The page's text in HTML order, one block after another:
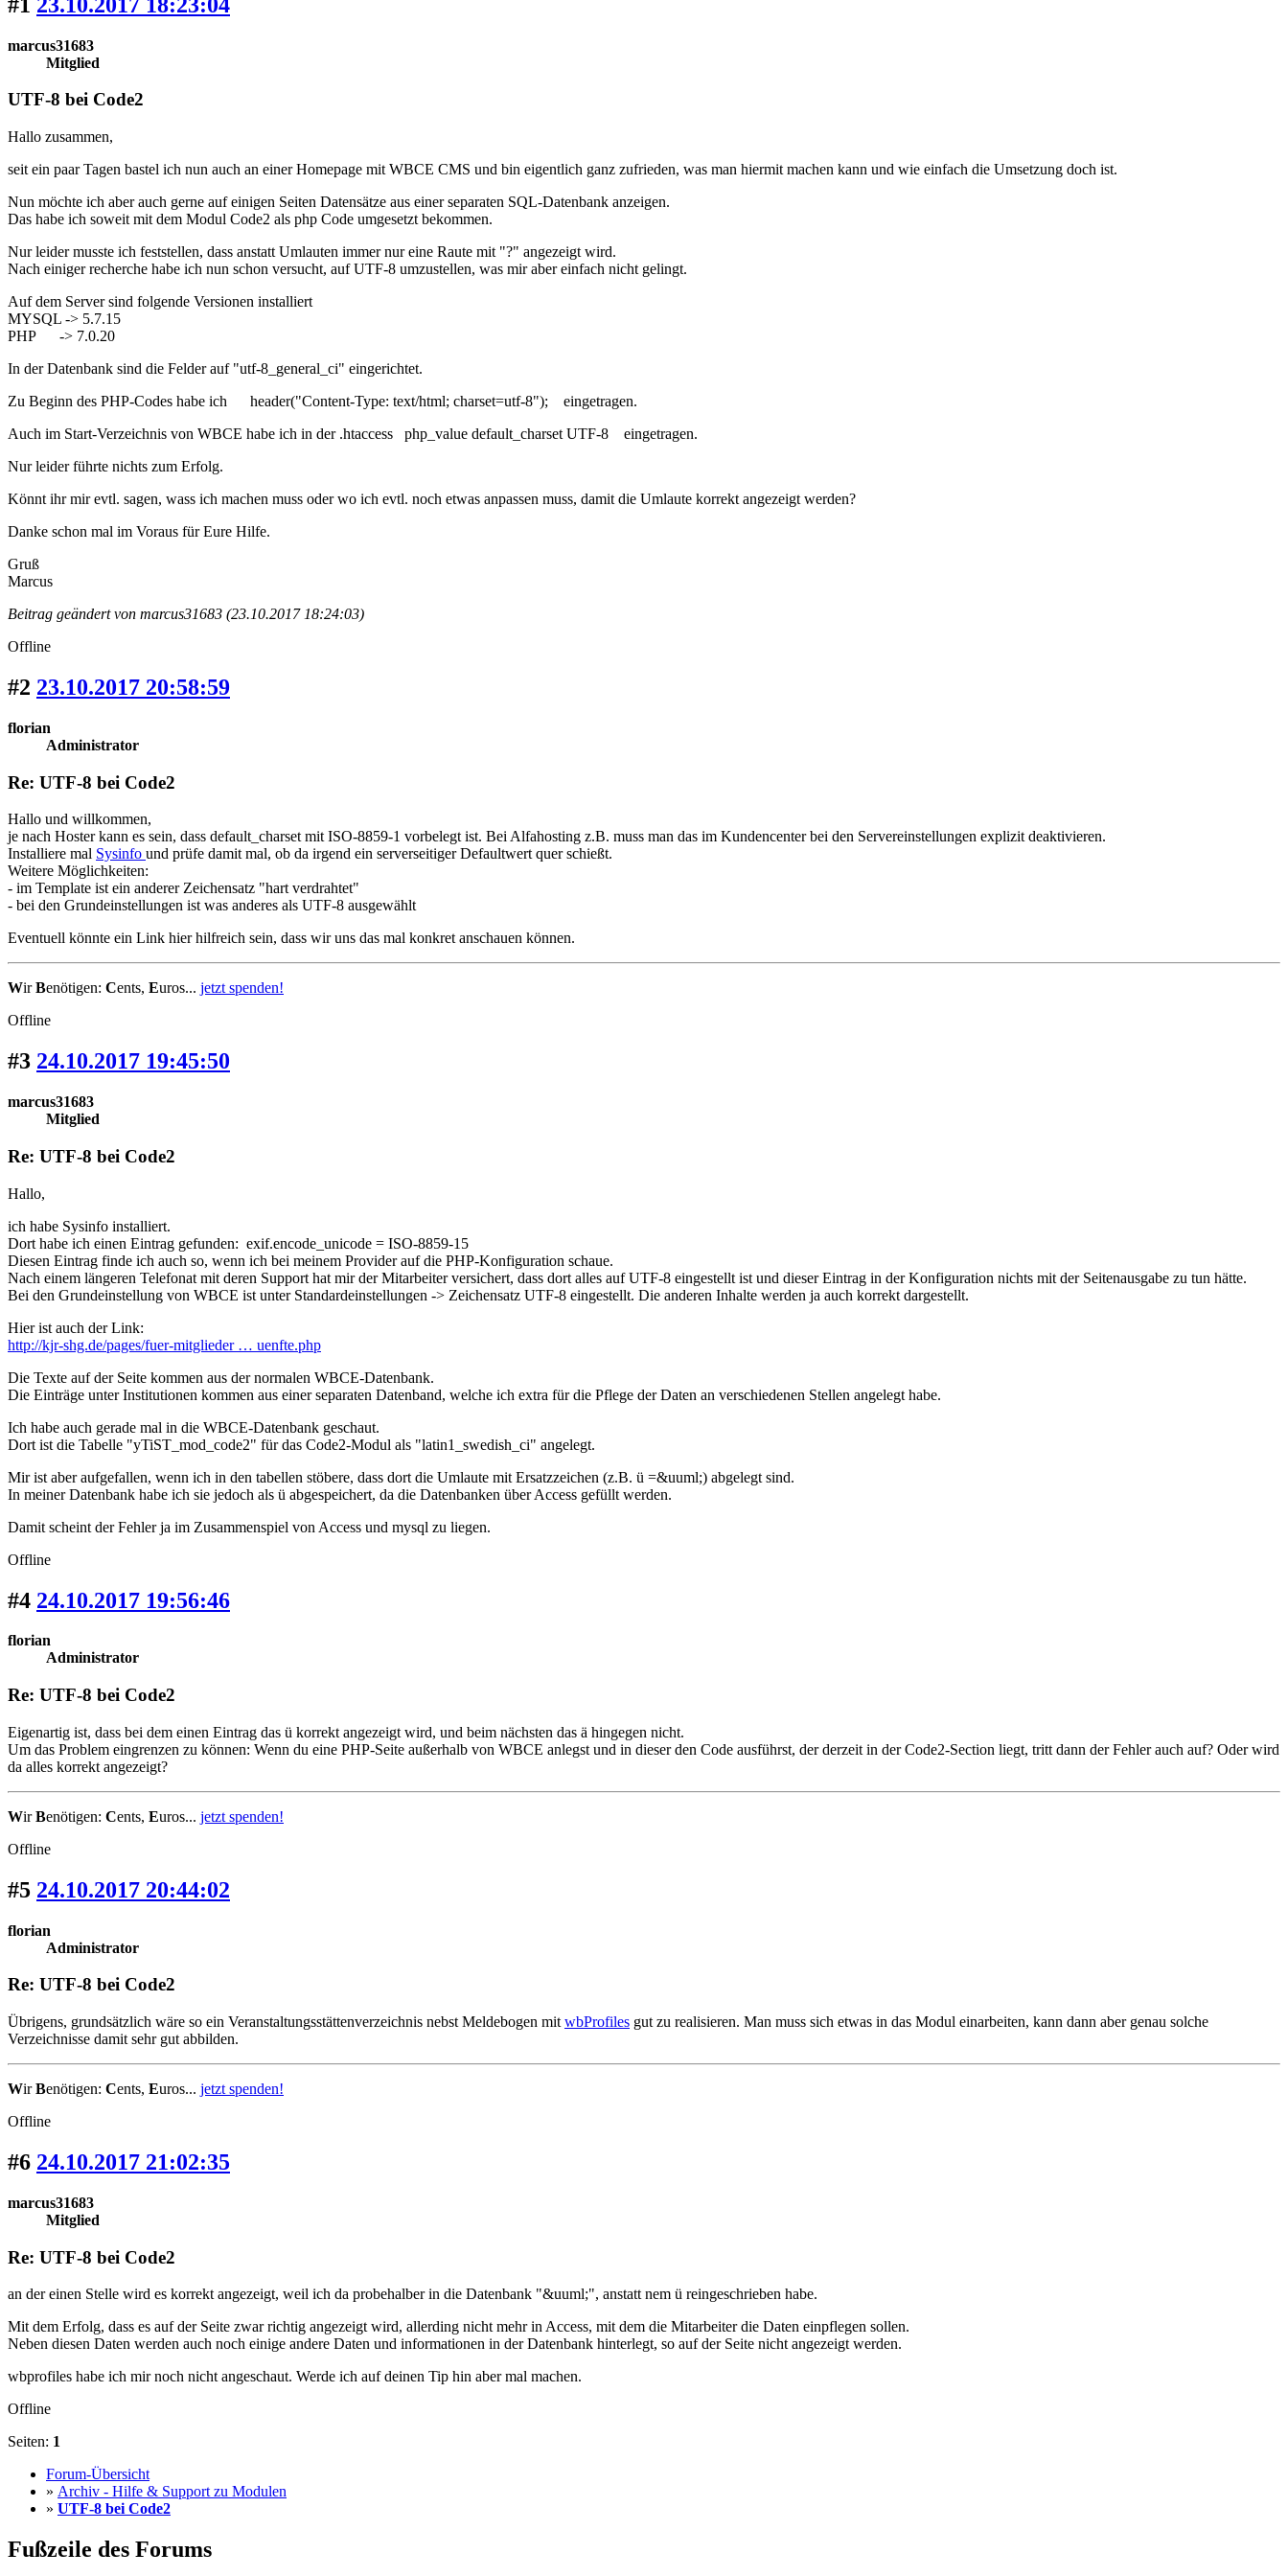
marcus31683
Mitglied
UTF-8 bei Code2
Hallo zusammen,
seit ein paar Tagen bastel ich nun auch an einer Homepage mit WBCE CMS und bin eigentlich ganz zufrieden, was man hiermit machen kann und wie einfach die Umsetzung doch ist.
Nun möchte ich aber auch gerne auf einigen Seiten Datensätze aus einer separaten SQL-Datenbank anzeigen.
Das habe ich soweit mit dem Modul Code2 als php Code umgesetzt bekommen.
Nur leider musste ich feststellen, dass anstatt Umlauten immer nur eine Raute mit "?" angezeigt wird.
Nach einiger recherche habe ich nun schon versucht, auf UTF-8 umzustellen, was mir aber einfach nicht gelingt.
Auf dem Server sind folgende Versionen installiert
MYSQL -> 5.7.15
PHP -> 7.0.20
In der Datenbank sind die Felder auf "utf-8_general_ci" eingerichtet.
Zu Beginn des PHP-Codes habe ich header("Content-Type: text/html; charset=utf-8"); eingetragen.
Auch im Start-Verzeichnis von WBCE habe ich in der .htaccess php_value default_charset UTF-8 eingetragen.
Nur leider führte nichts zum Erfolg.
Könnt ihr mir evtl. sagen, wass ich machen muss oder wo ich evtl. noch etwas anpassen muss, damit die Umlaute korrekt angezeigt werden?
Danke schon mal im Voraus für Eure Hilfe.
Gruß
Marcus
Beitrag geändert von marcus31683 (23.10.2017 18:24:03)
Offline
#2 23.10.2017 20:58:59
florian
Administrator
Re: UTF-8 bei Code2
Hallo und willkommen,
je nach Hoster kann es sein, dass default_charset mit ISO-8859-1 vorbelegt ist. Bei Alfahosting z.B. muss man das im Kundencenter bei den Servereinstellungen explizit deaktivieren.
Installiere mal Sysinfo und prüfe damit mal, ob da irgend ein serverseitiger Defaultwert quer schießt.
Weitere Möglichkeiten:
- im Template ist ein anderer Zeichensatz "hart verdrahtet"
- bei den Grundeinstellungen ist was anderes als UTF-8 ausgewählt
Eventuell könnte ein Link hier hilfreich sein, dass wir uns das mal konkret anschauen können.
WirBenötigen: Cents, Euros... jetzt spenden!
Offline
#3 24.10.2017 19:45:50
marcus31683
Mitglied
Re: UTF-8 bei Code2
Hallo,
ich habe Sysinfo installiert.
Dort habe ich einen Eintrag gefunden: exif.encode_unicode = ISO-8859-15
Diesen Eintrag finde ich auch so, wenn ich bei meinem Provider auf die PHP-Konfiguration schaue.
Nach einem längeren Telefonat mit deren Support hat mir der Mitarbeiter versichert, dass dort alles auf UTF-8 eingestellt ist und dieser Eintrag in der Konfiguration nichts mit der Seitenausgabe zu tun hätte.
Bei den Grundeinstellung von WBCE ist unter Standardeinstellungen -> Zeichensatz UTF-8 eingestellt. Die anderen Inhalte werden ja auch korrekt dargestellt.
Hier ist auch der Link:
http://kjr-shg.de/pages/fuer-mitglieder … uenfte.php
Die Texte auf der Seite kommen aus der normalen WBCE-Datenbank.
Die Einträge unter Institutionen kommen aus einer separaten Datenband, welche ich extra für die Pflege der Daten an verschiedenen Stellen angelegt habe.
Ich habe auch gerade mal in die WBCE-Datenbank geschaut.
Dort ist die Tabelle "yTiST_mod_code2" für das Code2-Modul als "latin1_swedish_ci" angelegt.
Mir ist aber aufgefallen, wenn ich in den tabellen stöbere, dass dort die Umlaute mit Ersatzzeichen (z.B. ü =&uuml;) abgelegt sind.
In meiner Datenbank habe ich sie jedoch als ü abgespeichert, da die Datenbanken über Access gefüllt werden.
Damit scheint der Fehler ja im Zusammenspiel von Access und mysql zu liegen.
Offline
#4 24.10.2017 19:56:46
florian
Administrator
Re: UTF-8 bei Code2
Eigenartig ist, dass bei dem einen Eintrag das ü korrekt angezeigt wird, und beim nächsten das ä hingegen nicht.
Um das Problem eingrenzen zu können: Wenn du eine PHP-Seite außerhalb von WBCE anlegst und in dieser den Code ausführst, der derzeit in der Code2-Section liegt, tritt dann der Fehler auch auf? Oder wird
da alles korrekt angezeigt?
WirBenötigen: Cents, Euros... jetzt spenden!
Offline
#5 24.10.2017 20:44:02
florian
Administrator
Re: UTF-8 bei Code2
Übrigens, grundsätzlich wäre so ein Veranstaltungsstättenverzeichnis nebst Meldebogen mit wbProfiles gut zu realisieren. Man muss sich etwas in das Modul einarbeiten, kann dann aber genau solche
Verzeichnisse damit sehr gut abbilden.
WirBenötigen: Cents, Euros... jetzt spenden!
Offline
#6 24.10.2017 21:02:35
marcus31683
Mitglied
Re: UTF-8 bei Code2
an der einen Stelle wird es korrekt angezeigt, weil ich da probehalber in die Datenbank "&uuml;", anstatt nem ü reingeschrieben habe.
Mit dem Erfolg, dass es auf der Seite zwar richtig angezeigt wird, allerding nicht mehr in Access, mit dem die Mitarbeiter die Daten einpflegen sollen.
Neben diesen Daten werden auch noch einige andere Daten und informationen in der Datenbank hinterlegt, so auf der Seite nicht angezeigt werden.
wbprofiles habe ich mir noch nicht angeschaut. Werde ich auf deinen Tip hin aber mal machen.
Offline
Seiten: 1
Forum-Übersicht
» Archiv - Hilfe & Support zu Modulen
» UTF-8 bei Code2
Fußzeile des Forums